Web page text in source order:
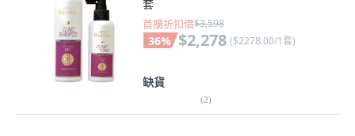
套
首購折扣價$3,598
36% $2,278 ($2278.00/1套)
缺貨
(2)